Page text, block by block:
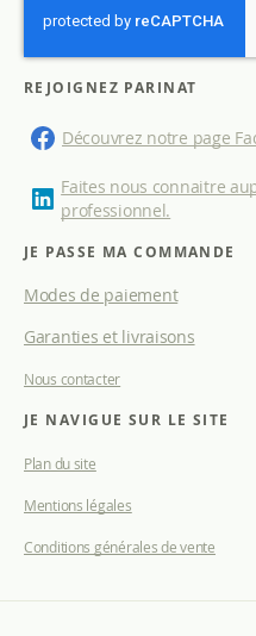
i
p
o
r
l
t
t
e
’
n
o
REJOIGNEZ PARINAT
Découvrez notre page
Faites nous connaitre
professionnel.
JE PASSE MA COMMANDE
Modes de paiement
Garanties et livraisons
Nous contacter
JE NAVIGUE SUR LE SITE
Plan du site
Mentions légales
Conditions générales de vente